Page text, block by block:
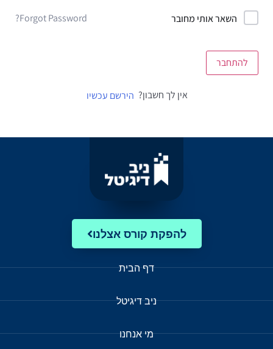
השאר אותי מחובר Forgot Password?
להתחבר
אין לך חשבון? הירשם עכשיו
להפקת קורס אצלנו
דף הבית
ניב דיגיטל
מי אנחנו